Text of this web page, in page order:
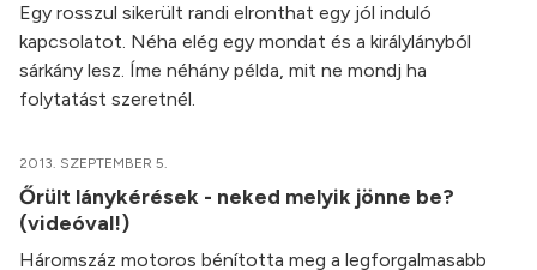
Egy rosszul sikerült randi elronthat egy jól induló
kapcsolatot. Néha elég egy mondat és a királylányból
sárkány lesz. Íme néhány példa, mit ne mondj ha
folytatást szeretnél.
2013. SZEPTEMBER 5.
Őrült lánykérések - neked melyik jönne be?
(videóval!)
Háromszáz motoros bénította meg a legforgalmasabb